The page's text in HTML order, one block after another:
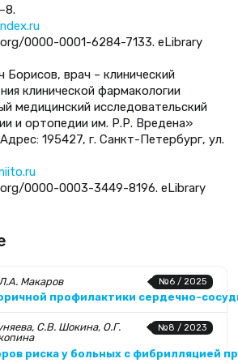
0000-0001-6284-7133. eLibrary
Борисов, врач – клинический
клинической фармакологии
медицинский исследовательский
и ортопедии им. Р.Р. Вредена»
195427, г. Санкт-Петербург, ул.
0000-0003-3449-8196. eLibrary
№6 / 2025
Макаров
профилактики сердечно-
№8 / 2023
С.В. Шокина, О.Г.
риска у больных с фибрилляцией